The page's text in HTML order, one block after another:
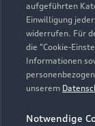
aufgeführten
Einwilligung
widerrufen. Für
die "Cookie-
Informationen
unserem
Notwendige
93059
0941